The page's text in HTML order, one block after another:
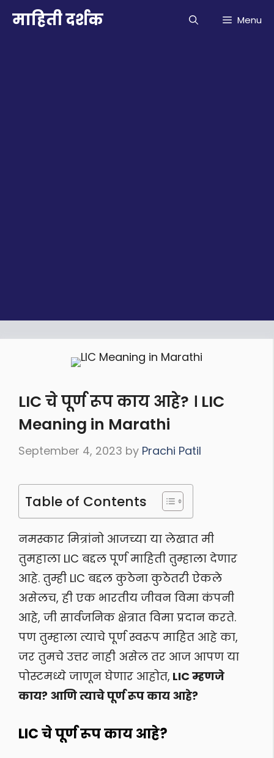
माहिती दर्शक Menu
LIC चे पूर्ण रूप काय आहे? । LIC
Meaning in Marathi
September 4, 2023 by Prachi Patil
Table of Contents
नमस्कार मित्रांनो आजच्या या लेखात मी
तुमहाला LIC बद्दल पूर्ण माहिती तुम्हाला देणार
आहे. तुम्ही LIC बद्दल कुठेना कुठेतरी ऐकले
असेलच, ही एक भारतीय जीवन विमा कंपनी
आहे, जी सार्वजनिक क्षेत्रात विमा प्रदान करते.
पण तुम्हाला त्याचे पूर्ण स्वरूप माहित आहे का,
जर तुमचे उत्तर नाही असेल तर आज आपण या
पोस्टमध्ये जाणून घेणार आहोत, LIC म्हणजे
काय? आणि त्याचे पूर्ण रूप काय आहे?
LIC चे पूर्ण रूप काय आहे?